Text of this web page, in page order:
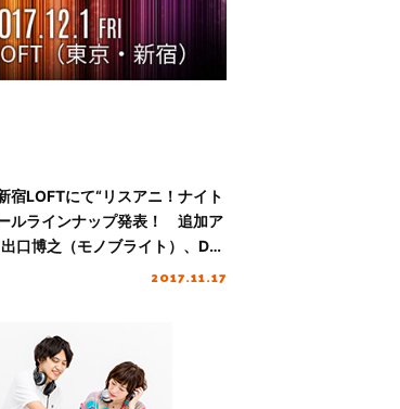
宿LOFTにて“リスアニ！ナイト
ルラインナップ発表！ 追加ア
口博之（モノブライト）、DJ
決定！！
2017.11.17